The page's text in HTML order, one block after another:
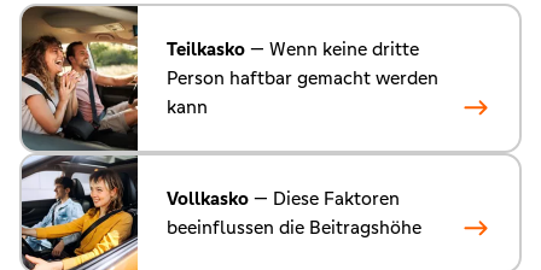
Teilkasko — Wenn keine dritte
Person haftbar gemacht werden
kann
Vollkasko — Diese Faktoren
beeinflussen die Beitragshöhe